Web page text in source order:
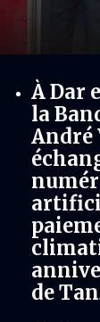
À Dar
la
André
de